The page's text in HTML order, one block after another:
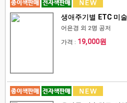
생애주기별 ETC 미
어은경 외 2명 공저
가격 : 19,000원